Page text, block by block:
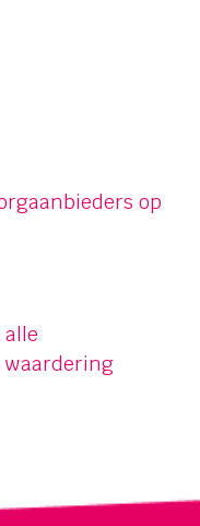
alle
waardering